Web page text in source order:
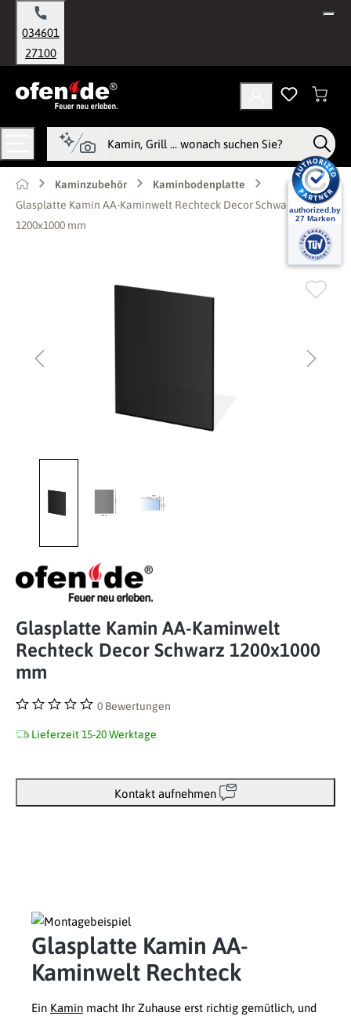
springen
034601
27100
Kaminzubehör
Kaminbodenplatte
Glasplatte Kamin AA-Kaminwelt Rechteck Decor Schwarz
1200x1000 mm
Glasplatte Kamin AA-Kaminwelt
Rechteck Decor Schwarz 1200x1000
mm
0 Bewertungen
Lieferzeit 15-20 Werktage
Kontakt aufnehmen
Glasplatte Kamin AA-
Kaminwelt Rechteck
Ein Kamin macht Ihr Zuhause erst richtig gemütlich, und